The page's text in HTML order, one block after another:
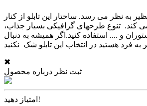
به نظر می رسد. ساختار این تابلو از کنار
کند. تنوع طرحهای گرافیکی بسیار جذاب،
و .... استفاده کنید.اگر همیشه به دنبال
✖
ثبت نظر درباره محصول
امتیاز دهید!